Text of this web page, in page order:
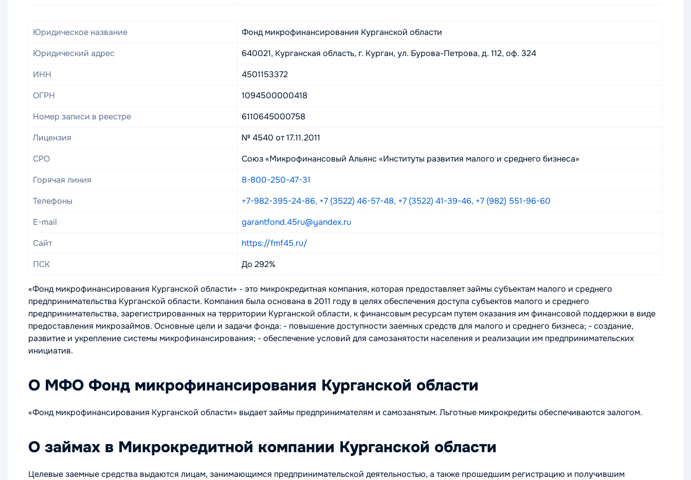
Юридическое название
Фонд микрофинансирования Курганской области
Юридический адрес
640021, Курганская область, г. Курган, ул. Бурова-Петрова, д. 112, оф. 324
ИНН
4501153372
ОГРН
1094500000418
Номер записи в реестре
6110645000758
Лицензия
№ 4540 от 17.11.2011
СРО
Союз «Микрофинансовый Альянс «Институты развития малого и среднего бизнеса»
Горячая линия
8-800-250-47-31
Телефоны
+7-982-395-24-86, +7 (3522) 46-57-48, +7 (3522) 41-39-46, +7 (982) 551-96-60
E-mail
garantfond.45ru@yandex.ru
Сайт
https://fmf45.ru/
ПСК
До 292%
«Фонд микрофинансирования Курганской области» - это микрокредитная компания, которая предоставляет займы субъектам малого и среднего
предпринимательства Курганской области. Компания была основана в 2011 году в целях обеспечения доступа субъектов малого и среднего
предпринимательства, зарегистрированных на территории Курганской области, к финансовым ресурсам путем оказания им финансовой поддержки в виде
предоставления микрозаймов. Основные цели и задачи фонда: - повышение доступности заемных средств для малого и среднего бизнеса; - создание,
развитие и укрепление системы микрофинансирования; - обеспечение условий для самозанятости населения и реализации им предпринимательских
инициатив.
О МФО Фонд микрофинансирования Курганской области
«Фонд микрофинансирования Курганской области» выдает займы предпринимателям и самозанятым. Льготные микрокредиты обеспечиваются залогом.
О займах в Микрокредитной компании Курганской области
Целевые заемные средства выдаются лицам, занимающимся предпринимательской деятельностью, а также прошедшим регистрацию и получившим